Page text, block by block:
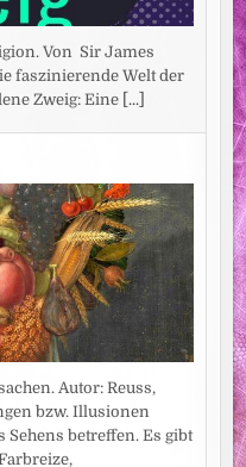
Von Sir James
faszinierende Welt der
Zweig: Eine [...]
Autor: Reuss,
bzw. Illusionen
Sehens betreffen. Es gibt